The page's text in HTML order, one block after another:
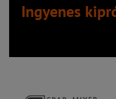
Ingyenes